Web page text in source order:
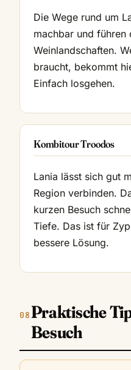
Die Wege rund um
machbar und führen
Weinlandschaften.
braucht, bekommt
Einfach losgehen.
Kombitour Troodos
Lania lässt sich gut
Region verbinden.
kurzen Besuch
Tiefe. Das ist für
bessere Lösung.
Praktische
Besuch